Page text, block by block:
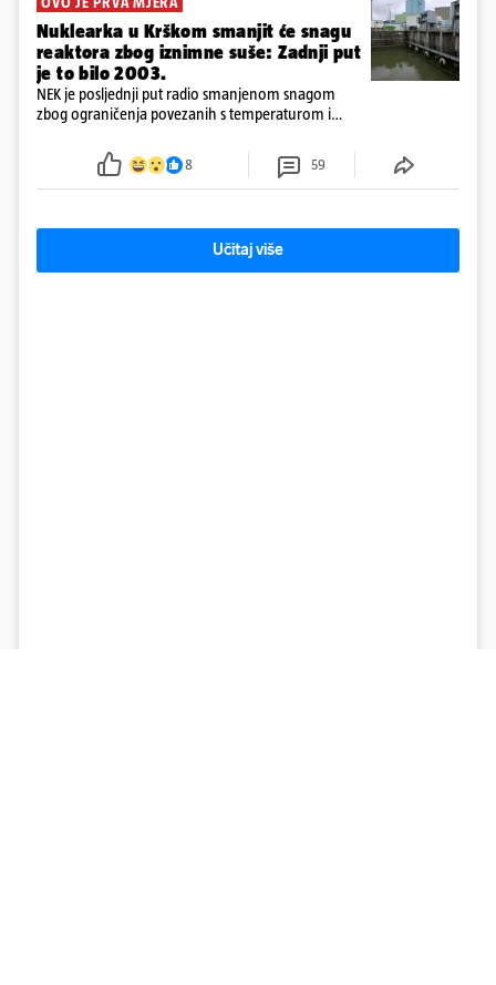
Nuklearka u Krškom smanjit će snagu
reaktora zbog iznimne suše: Zadnji put
je to bilo 2003.
NEK je posljednji put radio smanjenom snagom
zbog ograničenja povezanih s temperaturom i
smanjenje snage bilo potrebno više od 90 dana.
8 59
Učitaj više